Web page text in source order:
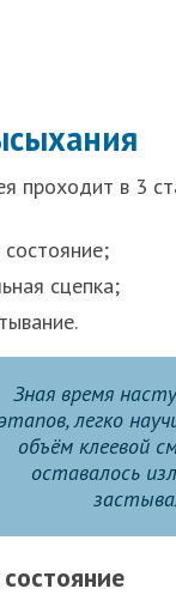
проходит в 3
сцепка;
Зная время
легко
объём клеевой
оставалось